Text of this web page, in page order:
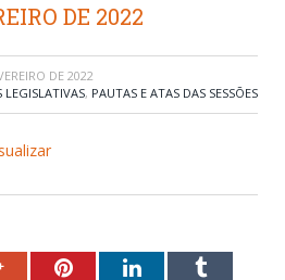
DE 2022
DE 2022
LEGISLATIVAS, PAUTAS E ATAS DAS SESSÕES
Google+PinterestLinkedInTumblr